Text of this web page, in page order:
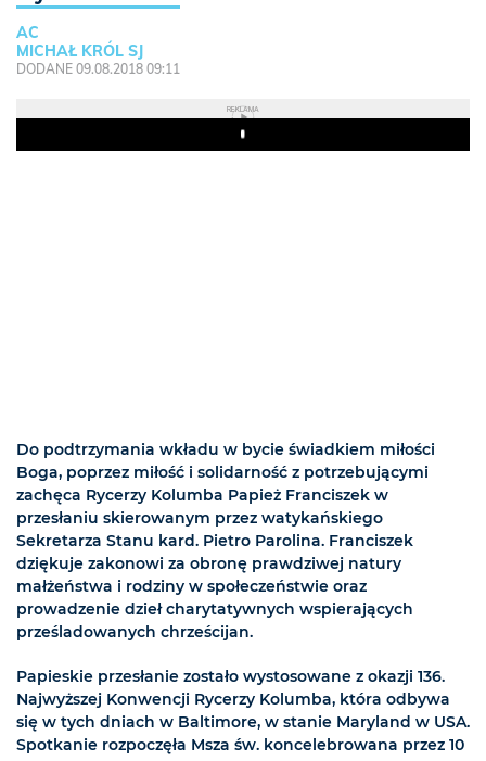
AC
MICHAŁ KRÓL SJ
DODANE 09.08.2018 09:11
REKLAMA
Play
Do podtrzymania wkładu w bycie świadkiem miłości
Boga, poprzez miłość i solidarność z potrzebującymi
zachęca Rycerzy Kolumba Papież Franciszek w
przesłaniu skierowanym przez watykańskiego
Sekretarza Stanu kard. Pietro Parolina. Franciszek
dziękuje zakonowi za obronę prawdziwej natury
małżeństwa i rodziny w społeczeństwie oraz
prowadzenie dzieł charytatywnych wspierających
prześladowanych chrześcijan.
Papieskie przesłanie zostało wystosowane z okazji 136.
Najwyższej Konwencji Rycerzy Kolumba, która odbywa
się w tych dniach w Baltimore, w stanie Maryland w USA.
Spotkanie rozpoczęła Msza św. koncelebrowana przez 10